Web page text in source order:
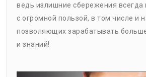
ведь излишние сбережения всегда
с огромной пользой, в том числе и
позволяющих зарабатывать
и знаний!